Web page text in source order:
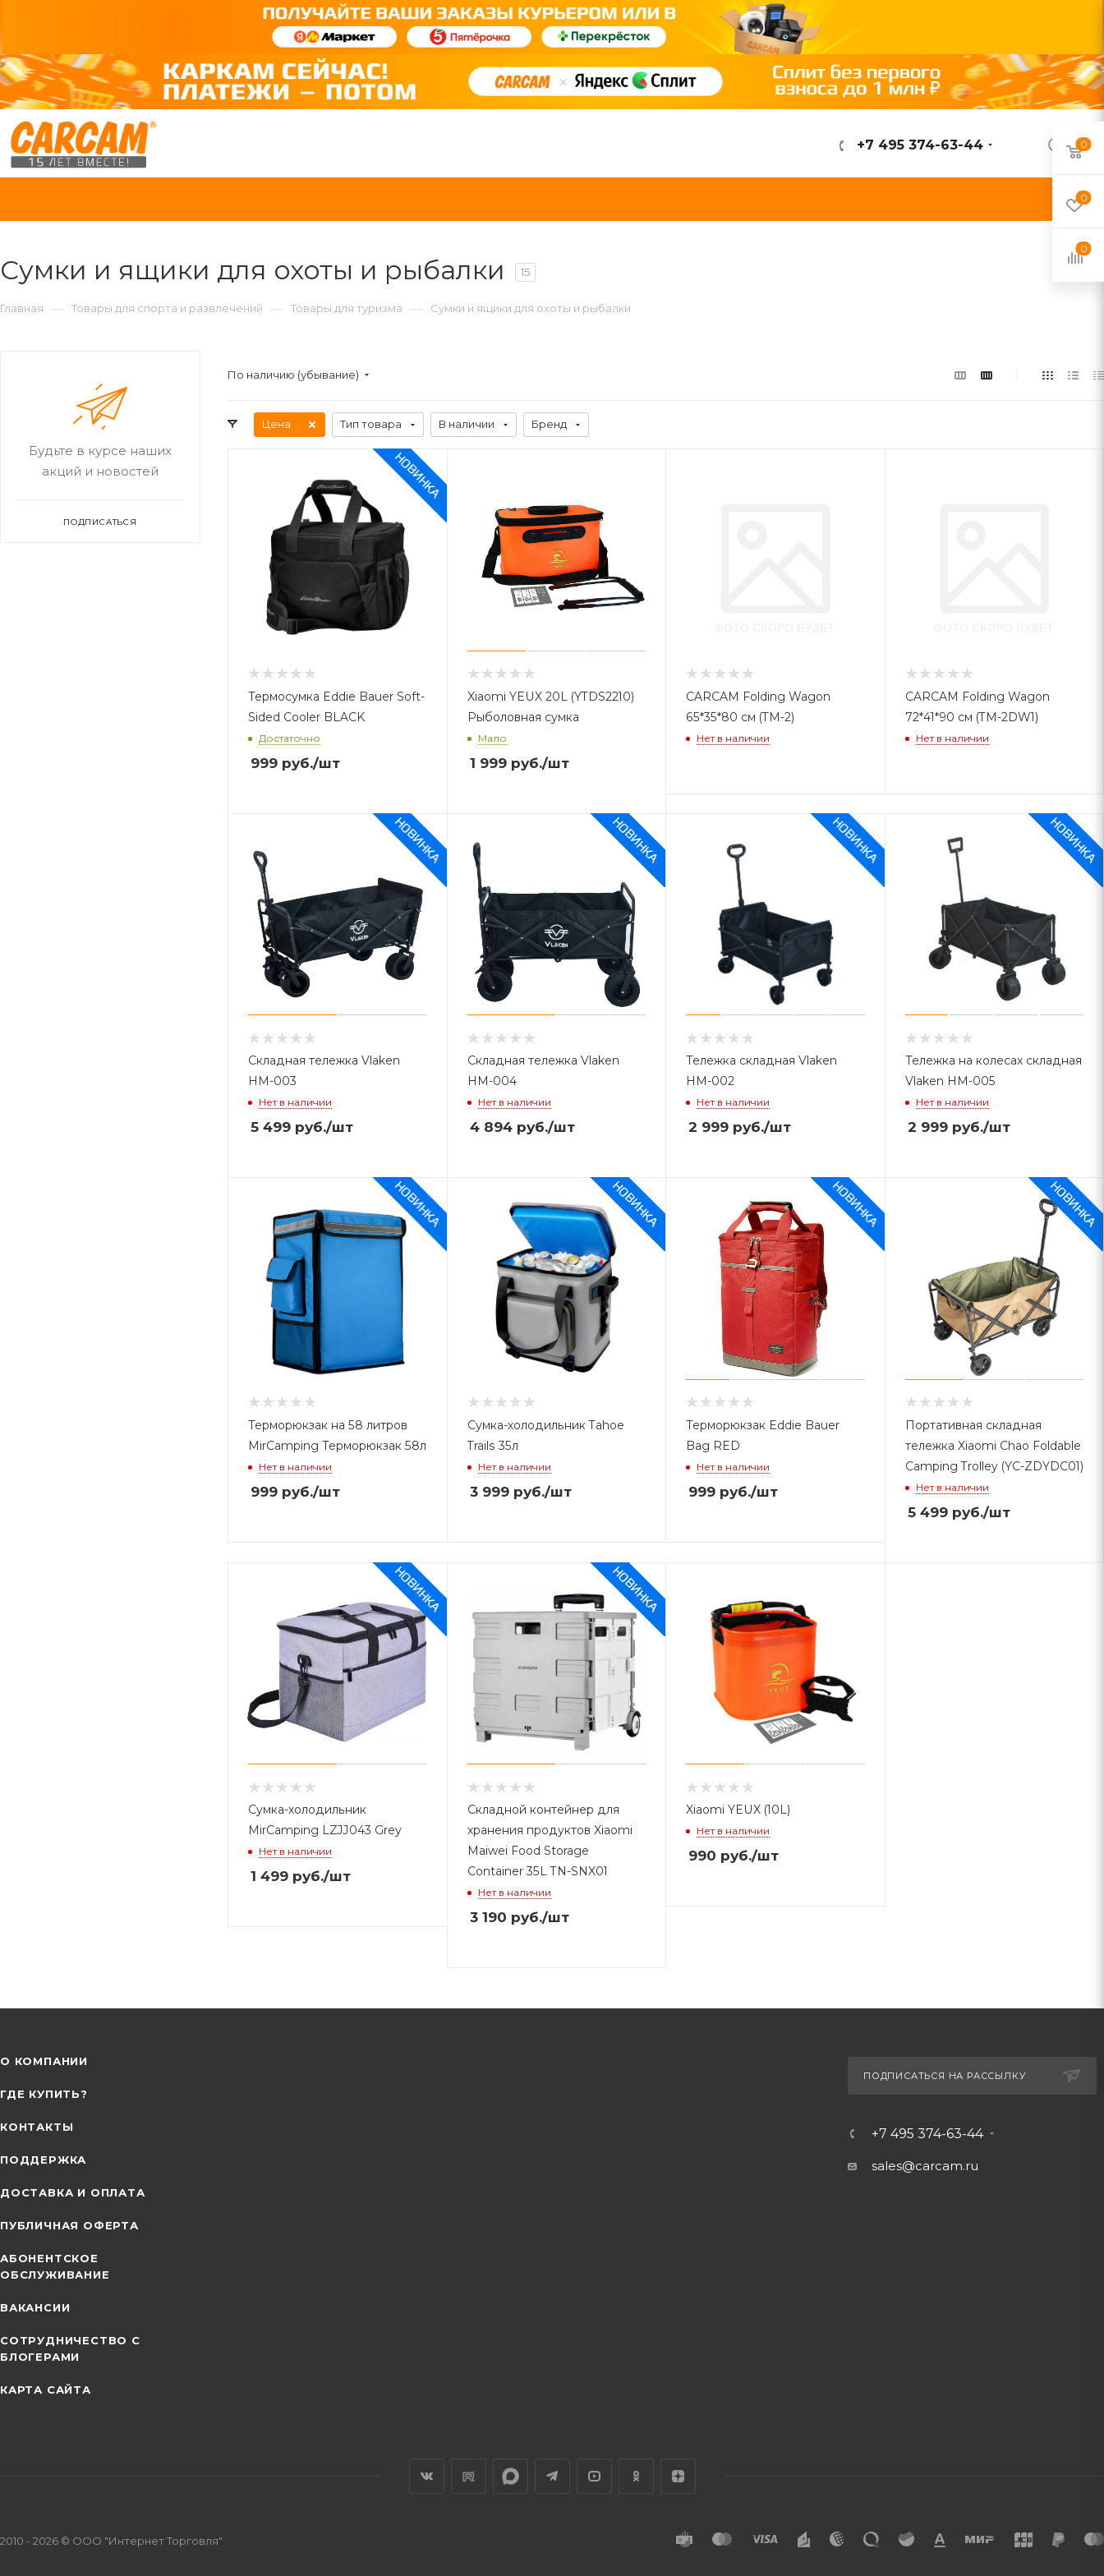
ВОЙТИ
+7 495 374-63-44
Сумки и ящики для охоты и рыбалки 15
Главная — Товары для спорта и развлечений — Товары для туризма — Сумки и ящики для охоты и рыбалки
По наличию (убывание)
Цена Тип товара В наличии Бренд
Термосумка Eddie Bauer Soft-
Sided Cooler BLACK
Достаточно
999 руб./шт
Xiaomi YEUX 20L (YTDS2210)
Рыболовная сумка
Мало
1 999руб./шт
CARCAM Folding Wagon
65*35*80 см (TM-2)
Нет в наличии
CARCAM Folding Wagon
72*41*90 см (TM-2DW1)
Нет в наличии
Складная тележка Vlaken
HM-003
Нет в наличии
5 499 руб./шт
Складная тележка Vlaken
HM-004
Нет в наличии
4 894руб./шт
Тележка складная Vlaken
HM-002
Нет в наличии
2 999 руб./шт
Тележка на колесах складная
Vlaken HM-005
Нет в наличии
2 999руб./шт
Терморюкзак на 58 литров
MirСamping Терморюкзак 58л
Нет в наличии
999 руб./шт
Сумка-холодильник Tahoe
Trails 35л
Нет в наличии
3 999руб./шт
Терморюкзак Eddie Bauer
Bag RED
Нет в наличии
999 руб./шт
Портативная складная
тележка Xiaomi Chao Foldable
Camping Trolley (YC-ZDYDC01)
Нет в наличии
5 499руб./шт
Сумка-холодильник
MirCamping LZJJ043 Grey
Нет в наличии
1 499 руб./шт
Складной контейнер для
хранения продуктов Xiaomi
Maiwei Food Storage
Container 35L TN-SNX01
Нет в наличии
3 190 руб./шт
Xiaomi YEUX (10L)
Нет в наличии
990 руб./шт
Будьте в курсе наших
акций и новостей
ПОДПИСАТЬСЯ
О КОМПАНИИ
ГДЕ КУПИТЬ?
КОНТАКТЫ
ПОДДЕРЖКА
ДОСТАВКА И ОПЛАТА
ПУБЛИЧНАЯ ОФЕРТА
АБОНЕНТСКОЕ
ОБСЛУЖИВАНИЕ
ВАКАНСИИ
СОТРУДНИЧЕСТВО С
БЛОГЕРАМИ
КАРТА САЙТА
ПОДПИСАТЬСЯ НА РАССЫЛКУ
+7 495 374-63-44
sales@carcam.ru
2010 - 2026 © ООО "Интернет Торговля"
0
0
0